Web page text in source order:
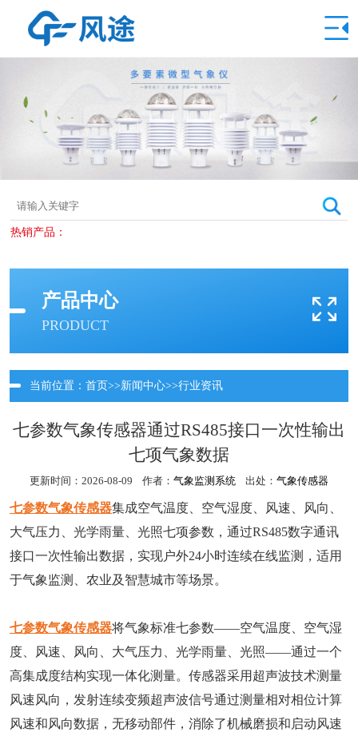
热销产品：
产品中心
PRODUCT
当前位置： 首页>>新闻中心>>行业资讯
七参数气象传感器通过RS485接口一次性输出
七项气象数据
更新时间：2026-08-09 作者： 气象监测系统 出处： 气象传感器
七参数气象传感器集成空气温度、空气湿度、风速、风向、
大气压力、光学雨量、光照七项参数，通过RS485数字通讯
接口一次性输出数据，实现户外24小时连续在线监测，适用
于气象监测、农业及智慧城市等场景。
七参数气象传感器将气象标准七参数——空气温度、空气湿
度、风速、风向、大气压力、光学雨量、光照——通过一个
高集成度结构实现一体化测量。传感器采用超声波技术测量
风速风向，发射连续变频超声波信号通过测量相对相位计算
风速和风向数据，无移动部件，消除了机械磨损和启动风速